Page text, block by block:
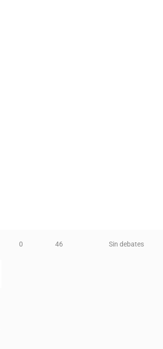
0 46 Sin debates